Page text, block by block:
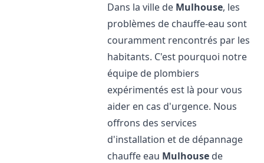
Dans la ville de Mulhouse, les
problèmes de chauffe-eau sont
couramment rencontrés par les
habitants. C'est pourquoi notre
équipe de plombiers
expérimentés est là pour vous
aider en cas d'urgence. Nous
offrons des services
d'installation et de dépannage
chauffe eau Mulhouse de